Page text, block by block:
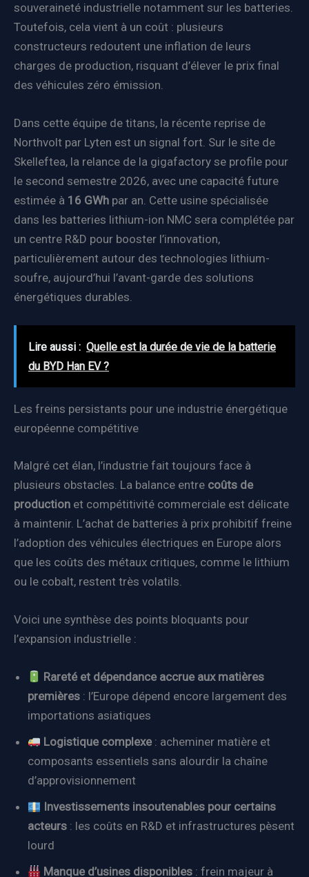
souveraineté industrielle notamment sur les batteries.
Toutefois, cela vient à un coût : plusieurs
constructeurs redoutent une inflation de leurs
charges de production, risquant d’élever le prix final
des véhicules zéro émission.
Dans cette équipe de titans, la récente reprise de
Northvolt par Lyten est un signal fort. Sur le site de
Skelleftea, la relance de la gigafactory se profile pour
le second semestre 2026, avec une capacité future
estimée à 16 GWh par an. Cette usine spécialisée
dans les batteries lithium-ion NMC sera complétée par
un centre R&D pour booster l’innovation,
particulièrement autour des technologies lithium-
soufre, aujourd’hui l’avant-garde des solutions
énergétiques durables.
Lire aussi : Quelle est la durée de vie de la batterie
du BYD Han EV ?
Les freins persistants pour une industrie énergétique
européenne compétitive
Malgré cet élan, l’industrie fait toujours face à
plusieurs obstacles. La balance entre coûts de
production et compétitivité commerciale est délicate
à maintenir. L’achat de batteries à prix prohibitif freine
l’adoption des véhicules électriques en Europe alors
que les coûts des métaux critiques, comme le lithium
ou le cobalt, restent très volatils.
Voici une synthèse des points bloquants pour
l’expansion industrielle :
Rareté et dépendance accrue aux matières
premières : l’Europe dépend encore largement des
importations asiatiques
Logistique complexe: acheminer matière et
composants essentiels sans alourdir la chaîne
d’approvisionnement
Investissements insoutenables pour certains
acteurs : les coûts en R&D et infrastructures pèsent
lourd
Manque d’usines disponibles : frein majeur à